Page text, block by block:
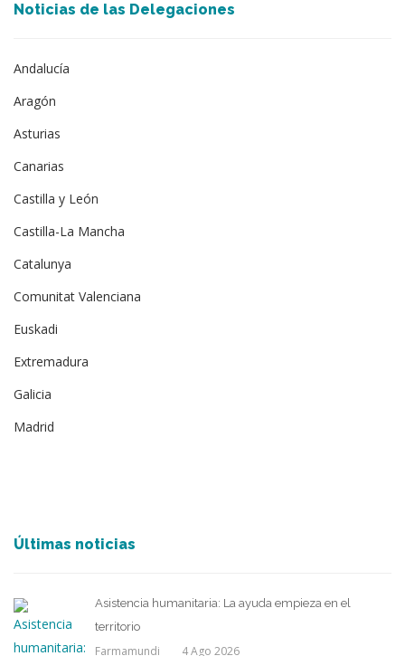
Noticias de las Delegaciones
Andalucía
Aragón
Asturias
Canarias
Castilla y León
Castilla-La Mancha
Catalunya
Comunitat Valenciana
Euskadi
Extremadura
Galicia
Madrid
Últimas noticias
Asistencia humanitaria: La ayuda empieza en el
territorio
Farmamundi 4 Ago 2026